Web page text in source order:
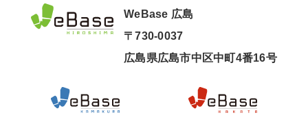
WeBase 広島
〒730-0037
広島県広島市中区中町4番16号